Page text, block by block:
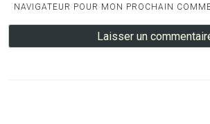
NAVIGATEUR POUR MON PROCHAIN